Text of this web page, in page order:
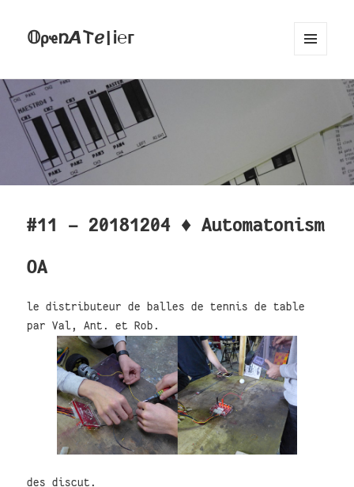
𝕆ρҽռ𝞐𐌕ℯ|Ꭵ℮ᴦ
#11 - 20181204 ♦ Automatonism
OA
le distributeur de balles de tennis de table
par Val, Ant. et Rob.
des discut.